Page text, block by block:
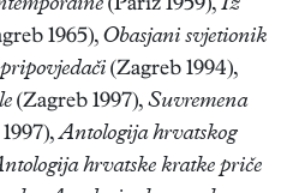
(Pariz 1959), Iz
1965), Obasjani svjetionik
(Zagreb 1994),
(Zagreb 1997), Suvremena
Antologija hrvatskog
hrvatske kratke priče